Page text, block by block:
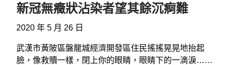
新冠無癥狀沾染者望其餘沉痾難
2020 年 5 月 26 日
武漢市黃陂區盤龍城經濟開發區住民搖搖晃晃地抬起
臉，像救贖一樣，閉上你的眼睛，眼睛下的一滴淚……